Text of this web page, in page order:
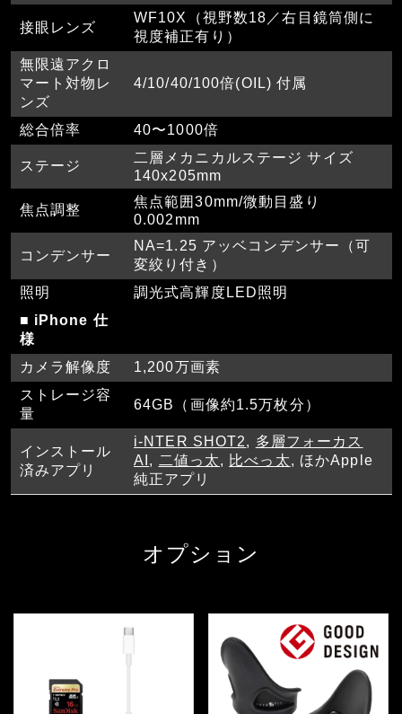
接眼レンズ
WF10X（視野数18／右目鏡筒側に
視度補正有り）
無限遠アクロ
マート対物レ
ンズ
4/10/40/100倍(OIL) 付属
総合倍率 40〜1000倍
ステージ
二層メカニカルステージ サイズ
140x205mm
焦点調整
焦点範囲30mm/微動目盛り
0.002mm
コンデンサー
NA=1.25 アッベコンデンサー（可
変絞り付き）
照明
調光式高輝度LED照明
■ iPhone 仕
様
カメラ解像度
1,200万画素
ストレージ容
量
64GB（画像約1.5万枚分）
インストール
済みアプリ
i-NTER SHOT2, 多層フォーカス
AI , 二値っ太, 比べっ太, ほかApple
純正アプリ
オプション